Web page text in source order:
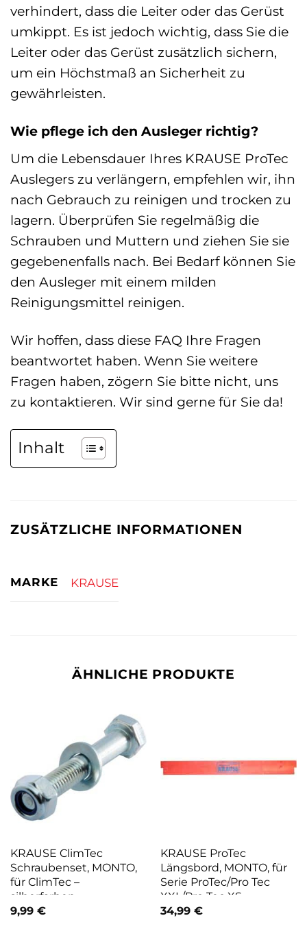
verhindert, dass die Leiter oder das Gerüst
umkippt. Es ist jedoch wichtig, dass Sie die
Leiter oder das Gerüst zusätzlich sichern,
um ein Höchstmaß an Sicherheit zu
gewährleisten.
Wie pflege ich den Ausleger richtig?
Um die Lebensdauer Ihres KRAUSE ProTec
Auslegers zu verlängern, empfehlen wir, ihn
nach Gebrauch zu reinigen und trocken zu
lagern. Überprüfen Sie regelmäßig die
Schrauben und Muttern und ziehen Sie sie
gegebenenfalls nach. Bei Bedarf können Sie
den Ausleger mit einem milden
Reinigungsmittel reinigen.
Wir hoffen, dass diese FAQ Ihre Fragen
beantwortet haben. Wenn Sie weitere
Fragen haben, zögern Sie bitte nicht, uns
zu kontaktieren. Wir sind gerne für Sie da!
Inhalt
ZUSÄTZLICHE INFORMATIONEN
MARKE KRAUSE
ÄHNLICHE PRODUKTE
KRAUSE ClimTec
Schraubenset, MONTO,
für ClimTec –
silberfarben
9,99 €
KRAUSE ProTec
Längsbord, MONTO, für
Serie ProTec/Pro Tec
XXL/Pro Tec XS
34,99 €